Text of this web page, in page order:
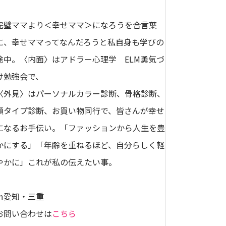
璧ママより＜幸せママ＞になろうを合言葉
、幸せママってなんだろうと私自身も学びの
中。〈内面〉はアドラー心理学 ELM勇気づ
勉強会で、
外見〉はパーソナルカラー診断、骨格診断、
タイプ診断、お買い物同行で、皆さんが幸せ
なるお手伝い。「ファッションから人生を豊
にする」「年齢を重ねるほど、自分らしく軽
かに」これが私の伝えたい事。
愛知・三重
問い合わせはこちら